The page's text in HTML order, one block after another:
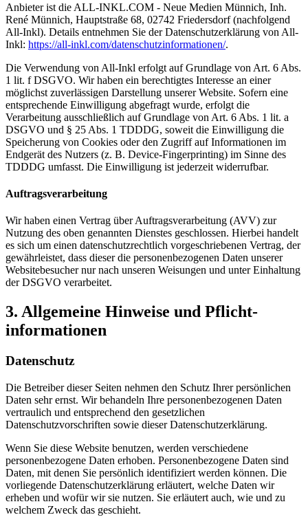
Anbieter ist die ALL-INKL.COM - Neue Medien Münnich, Inh.
René Münnich, Hauptstraße 68, 02742 Friedersdorf (nachfolgend
All-Inkl). Details entnehmen Sie der Datenschutzerklärung von All-
Inkl: https://all-inkl.com/datenschutzinformationen/.
Die Verwendung von All-Inkl erfolgt auf Grundlage von Art. 6 Abs.
1 lit. f DSGVO. Wir haben ein berechtigtes Interesse an einer
möglichst zuverlässigen Darstellung unserer Website. Sofern eine
entsprechende Einwilligung abgefragt wurde, erfolgt die
Verarbeitung ausschließlich auf Grundlage von Art. 6 Abs. 1 lit. a
DSGVO und § 25 Abs. 1 TDDDG, soweit die Einwilligung die
Speicherung von Cookies oder den Zugriff auf Informationen im
Endgerät des Nutzers (z. B. Device-Fingerprinting) im Sinne des
TDDDG umfasst. Die Einwilligung ist jederzeit widerrufbar.
Auftragsverarbeitung
Wir haben einen Vertrag über Auftragsverarbeitung (AVV) zur
Nutzung des oben genannten Dienstes geschlossen. Hierbei handelt
es sich um einen datenschutzrechtlich vorgeschriebenen Vertrag, der
gewährleistet, dass dieser die personenbezogenen Daten unserer
Websitebesucher nur nach unseren Weisungen und unter Einhaltung
der DSGVO verarbeitet.
3. Allgemeine Hinweise und Pflicht­
informationen
Datenschutz
Die Betreiber dieser Seiten nehmen den Schutz Ihrer persönlichen
Daten sehr ernst. Wir behandeln Ihre personenbezogenen Daten
vertraulich und entsprechend den gesetzlichen
Datenschutzvorschriften sowie dieser Datenschutzerklärung.
Wenn Sie diese Website benutzen, werden verschiedene
personenbezogene Daten erhoben. Personenbezogene Daten sind
Daten, mit denen Sie persönlich identifiziert werden können. Die
vorliegende Datenschutzerklärung erläutert, welche Daten wir
erheben und wofür wir sie nutzen. Sie erläutert auch, wie und zu
welchem Zweck das geschieht.